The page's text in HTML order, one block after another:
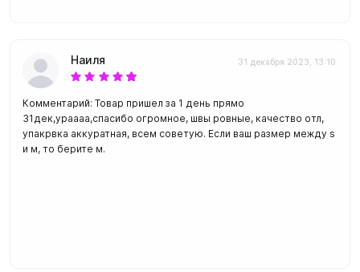
Наиля 31 декабря 2023, 13:10
Комментарий: Товар пришел за 1 день прямо
31дек,ураааа,спасибо огромное, швы ровные, качество отл,
упакрвка аккуратная, всем советую. Если ваш размер между s
и м, то берите м.